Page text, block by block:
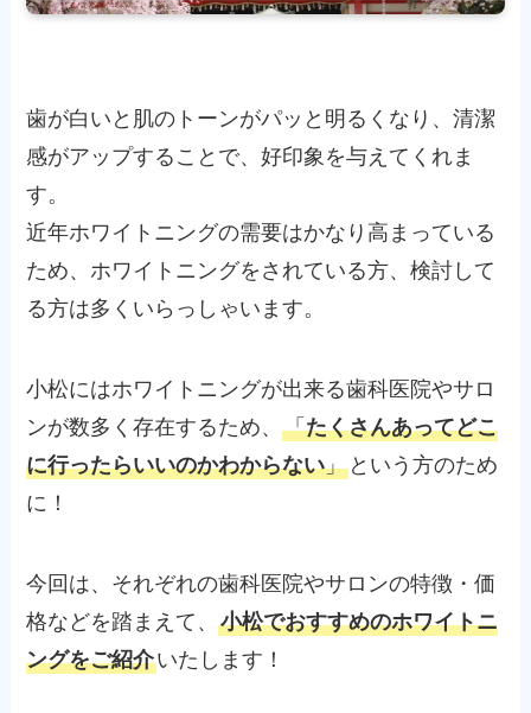
歯が白いと肌のトーンがパッと明るくなり、清潔
感がアップすることで、好印象を与えてくれま
す。
近年ホワイトニングの需要はかなり高まっている
ため、ホワイトニングをされている方、検討して
る方は多くいらっしゃいます。
小松にはホワイトニングが出来る歯科医院やサロ
ンが数多く存在するため、「たくさんあってどこ
に行ったらいいのかわからない」 という方のため
に！
今回は、それぞれの歯科医院やサロンの特徴・価
格などを踏まえて、小松でおすすめのホワイトニ
ングをご紹介いたします！